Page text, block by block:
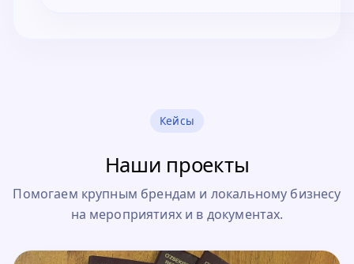
Кейсы
Наши проекты
Помогаем крупным брендам и локальному бизнесу
на мероприятиях и в документах.